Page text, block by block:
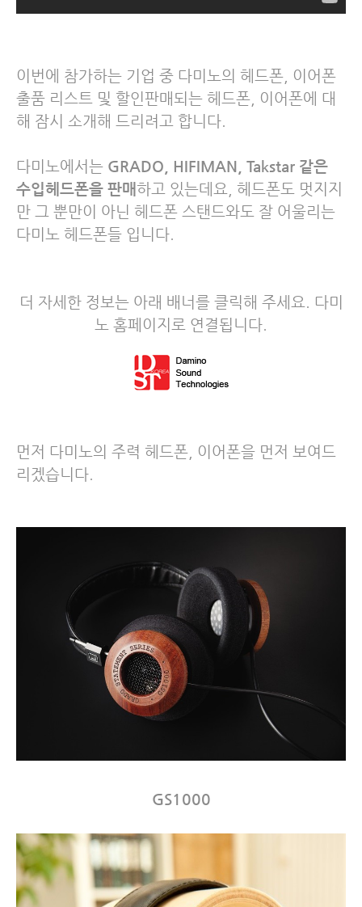
이번에 참가하는 기업 중 다미노의 헤드폰, 이어폰
출품 리스트 및 할인판매되는 헤드폰, 이어폰에 대
해 잠시 소개해 드리려고 합니다.
다미노에서는 GRADO, HIFIMAN, Takstar 같은
수입헤드폰을 판매하고 있는데요, 헤드폰도 멋지지
만 그 뿐만이 아닌 헤드폰 스탠드와도 잘 어울리는
다미노 헤드폰들 입니다.
더 자세한 정보는 아래 배너를 클릭해 주세요. 다미
노 홈페이지로 연결됩니다.
먼저 다미노의 주력 헤드폰, 이어폰을 먼저 보여드
리겠습니다.
GS1000